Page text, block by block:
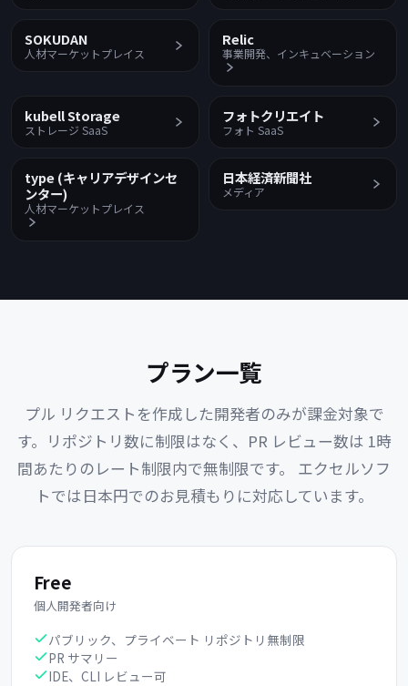
SOKUDAN
人材マーケットプレイス
Relic
事業開発、インキュベーション
kubell Storage
ストレージ SaaS
フォトクリエイト
フォト SaaS
type (キャリアデザインセ
ンター)
人材マーケットプレイス
日本経済新聞社
メディア
プラン一覧
プル リクエストを作成した開発者のみが課金対象で
す。リポジトリ数に制限はなく、PR レビュー数は 1時
間あたりのレート制限内で無制限です。
エクセルソフ
トでは日本円でのお見積もりに対応しています。
Free
個人開発者向け
パブリック、プライベート リポジトリ無制限
PR サマリー
IDE、CLI レビュー可